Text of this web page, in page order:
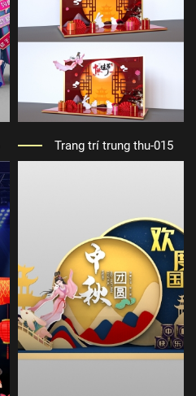
Trang trí trung thu-015